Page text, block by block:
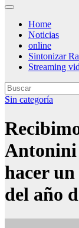
Home
Noticias
online
Sintonizar
Streaming
Sin categoría
Antonini
hacer
del año